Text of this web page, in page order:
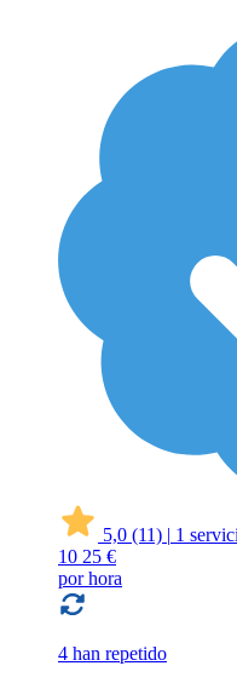
5,0 (11) | 1
10 25 €
por hora
4 han repetido